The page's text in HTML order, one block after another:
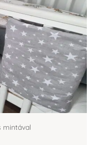
mintával